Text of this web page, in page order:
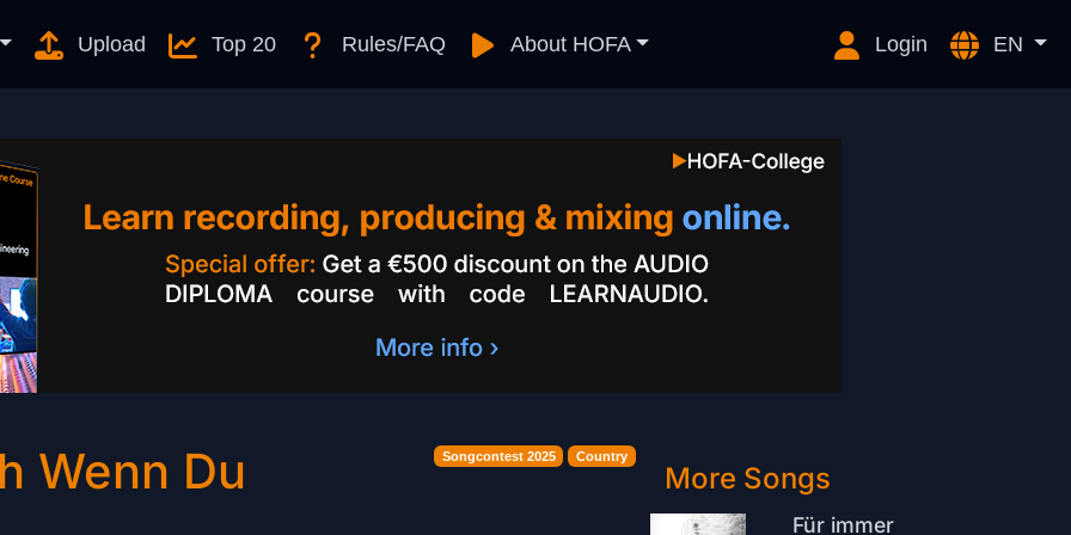
Upload Top 20 Rules/FAQ About HOFA Login EN
Songcontest 2025 Country
Wenn Du
More Songs
Für immer